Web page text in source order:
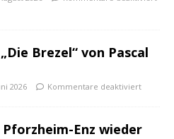
Brezel“ von Pascal
2026 Kommentare deaktiviert
Enz wieder